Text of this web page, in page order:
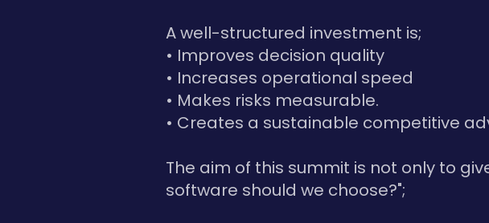
A well-structured investment is;
• Improves decision quality
• Increases operational speed
• Makes risks measurable.
• Creates a sustainable competitive
The aim of this summit is not only to
software should we choose?";